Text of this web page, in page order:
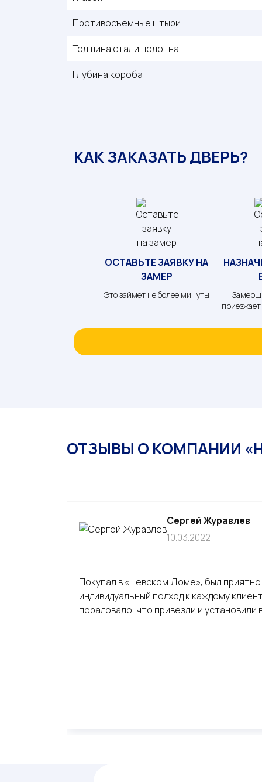
Противосъемные штыри
Толщина стали полотна
Глубина короба
КАК ЗАКАЗАТЬ ДВЕРЬ?
ОСТАВЬТЕ ЗАЯВКУ НА
ЗАМЕР
Это займет не более минуты
ОТЗЫВЫ О КОМПАНИИ
Cергей Журавлев
10.03.2022
Покупал в «Невском Доме», был
индивидуальный подход к каждому
порадовало, что привезли и установили